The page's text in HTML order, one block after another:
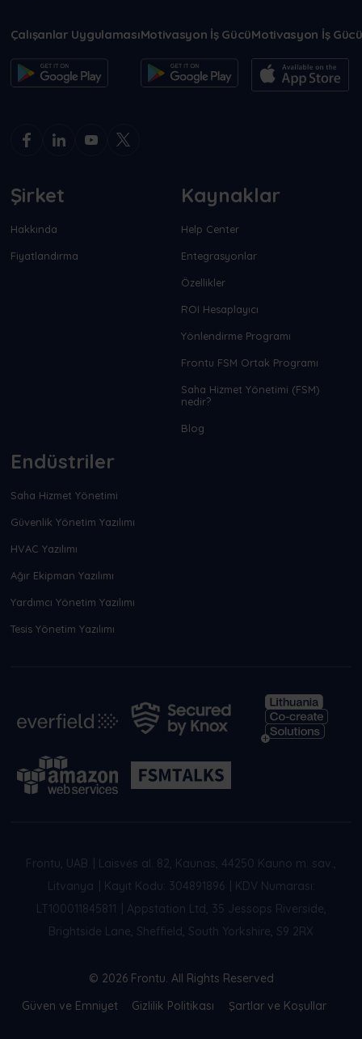
Çalışanlar UygulamasıMotivasyon İş GücüMotivasyon İş Gücü
Şirket
Hakkında
Fiyatlandırma
Kaynaklar
Help Center
Entegrasyonlar
Özellikler
ROI Hesaplayıcı
Yönlendirme Programı
Frontu FSM Ortak Programı
Saha Hizmet Yönetimi (FSM)
nedir?
Blog
Endüstriler
Saha Hizmet Yönetimi
Güvenlik Yönetim Yazılımı
HVAC Yazılımı
Ağır Ekipman Yazılımı
Yardımcı Yönetim Yazılımı
Tesis Yönetim Yazılımı
Frontu, UAB
Laisvės al. 82, Kaunas, 44250 Kauno m. sav.,
Litvanya
Kayıt Kodu: 304891896
KDV Numarası:
LT100011845811
Appstation Ltd, 35 Jessops Riverside,
Brightside Lane, Sheffield, South Yorkshire, S9 2RX
© 2026 Frontu. All Rights Reserved
Güven ve Emniyet
Gizlilik Politikası Şartlar ve Koşullar